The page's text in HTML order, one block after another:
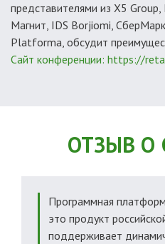
представителями из X5
Магнит, IDS Borjiomi,
Platforma, обсудит
Сайт конференции: https://
ОТЗЫВ О
Программная
это продукт
поддерживает